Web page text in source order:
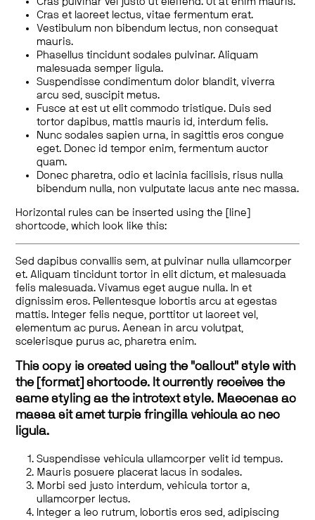
Cras et laoreet lectus, vitae fermentum erat.
Vestibulum non bibendum lectus, non consequat
mauris.
Phasellus tincidunt sodales pulvinar. Aliquam
malesuada semper ligula.
Suspendisse condimentum dolor blandit, viverra
arcu sed, suscipit metus.
Fusce at est ut elit commodo tristique. Duis sed
tortor dapibus, mattis mauris id, interdum felis.
Nunc sodales sapien urna, in sagittis eros congue
eget. Donec id tempor enim, fermentum auctor
quam.
Donec pharetra, odio et lacinia facilisis, risus nulla
bibendum nulla, non vulputate lacus ante nec massa.
Horizontal rules can be inserted using the [line]
shortcode, which look like this:
Sed dapibus convallis sem, at pulvinar nulla ullamcorper
et. Aliquam tincidunt tortor in elit dictum, et malesuada
felis malesuada. Vivamus eget augue nulla. In et
dignissim eros. Pellentesque lobortis arcu at egestas
mattis. Integer felis neque, porttitor ut laoreet vel,
elementum ac purus. Aenean in arcu volutpat,
scelerisque purus ac, pharetra enim.
This copy is created using the "callout" style with
the [format] shortcode. It currently receives the
same styling as the introtext style. Maecenas ac
massa sit amet turpis fringilla vehicula ac nec
ligula.
Suspendisse vehicula ullamcorper velit id tempus.
Mauris posuere placerat lacus in sodales.
Morbi sed justo interdum, vehicula tortor a,
ullamcorper lectus.
Integer a leo rutrum, lobortis eros sed, adipiscing